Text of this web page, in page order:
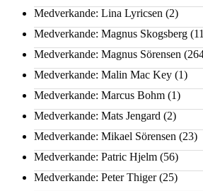
Medverkande: Lina Lyricsen (2)
Medverkande: Magnus Skogsberg
Medverkande: Magnus Sörensen
Medverkande: Malin Mac Key (1)
Medverkande: Marcus Bohm (1)
Medverkande: Mats Jengard (2)
Medverkande: Mikael Sörensen (23)
Medverkande: Patric Hjelm (56)
Medverkande: Peter Thiger(25)